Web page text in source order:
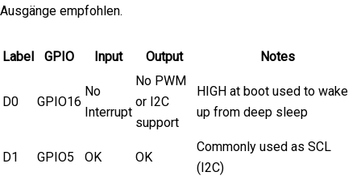
Ausgänge empfohlen.
Label GPIO Input Output Notes
D0 GPIO16
No
Interrupt
No PWM
or I2C
support
HIGH at boot used to wake
up from deep sleep
D1 GPIO5 OK OK
Commonly used as SCL
(I2C)